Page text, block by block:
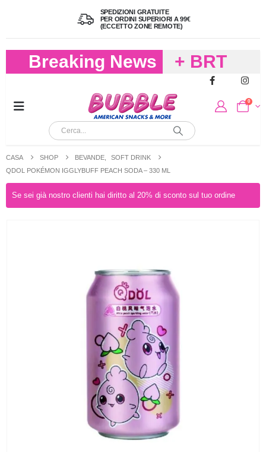
SPEDIZIONI GRATUITE
PER ORDINI SUPERIORI A 99€
(ECCETTO ZONE REMOTE)
Breaking News
+ BRT
FREDDO
PER
E
KG) –
IN 24/48
ORE AD
ECCEZIONE
DI ALCUNE
AREE
0
CASA SHOP BEVANDE
SOFT DRINK
QDOL POKÉMON IGGLYBUFF PEACH SODA – 330 ML
Se sei già nostro clienti hai diritto al 20% di sconto sul tuo ordine